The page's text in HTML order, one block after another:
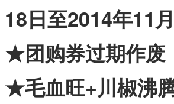
18日至2014年11
★团购券过期作废
★毛血旺+川椒沸